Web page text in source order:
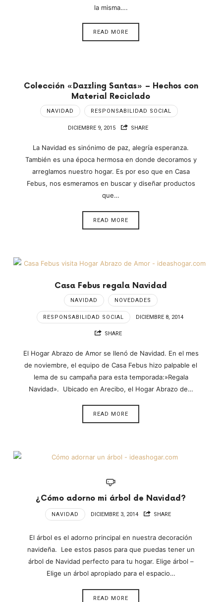
la misma….
READ MORE
Colección «Dazzling Santas» – Hechos con
Material Reciclado
NAVIDAD RESPONSABILIDAD SOCIAL
DICIEMBRE 9, 2015 SHARE
La Navidad es sinónimo de paz, alegría esperanza.
También es una época hermosa en donde decoramos y
arreglamos nuestro hogar. Es por eso que en Casa
Febus, nos esmeramos en buscar y diseñar productos
que…
READ MORE
Casa Febus regala Navidad
NAVIDAD NOVEDADES
RESPONSABILIDAD SOCIAL DICIEMBRE 8, 2014
SHARE
El Hogar Abrazo de Amor se llenó de Navidad. En el mes
de noviembre, el equipo de Casa Febus hizo palpable el
lema de su campaña para esta temporada:»Regala
Navidad». Ubicado en Arecibo, el Hogar Abrazo de…
READ MORE
¿Cómo adorno mi árbol de Navidad?
NAVIDAD DICIEMBRE 3, 2014 SHARE
El árbol es el adorno principal en nuestra decoración
navideña. Lee estos pasos para que puedas tener un
árbol de Navidad perfecto para tu hogar. Elige árbol –
Elige un árbol apropiado para el espacio…
READ MORE